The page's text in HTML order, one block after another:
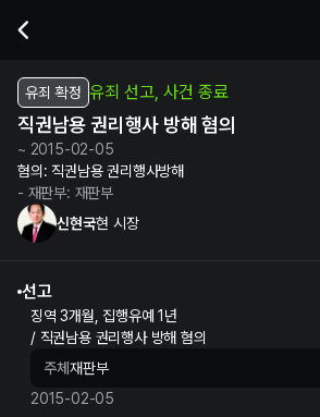
유죄 확정 유죄 선고, 사건 종료
직권남용 권리행사 방해 혐의
~ 2015-02-05
혐의: 직권남용 권리행사방해
- 재판부: 재판부
신현국현 시장
선고
징역 3개월, 집행유예 1년
/ 직권남용 권리행사 방해 혐의
주체 재판부
2015-02-05